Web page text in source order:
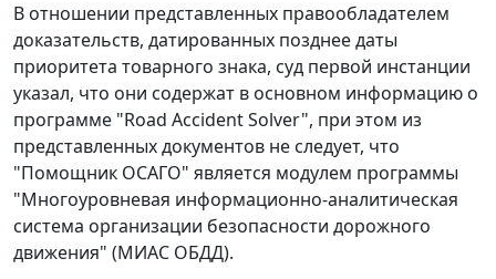
В отношении представленных правообладателем
доказательств, датированных позднее даты
приоритета товарного знака, суд первой инстанции
указал, что они содержат в основном информацию о
программе "Road Accident Solver", при этом из
представленных документов не следует, что
"Помощник ОСАГО" является модулем программы
"Многоуровневая информационно-аналитическая
система организации безопасности дорожного
движения" (МИАС ОБДД).